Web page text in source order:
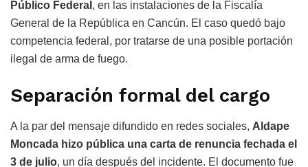
Público Federal , en las instalaciones de la Fiscalía
General de la República en Cancún. El caso quedó bajo
competencia federal, por tratarse de una posible portación
ilegal de arma de fuego.
Separación formal del cargo
A la par del mensaje difundido en redes sociales, Aldape
Moncada hizo pública una carta de renuncia fechada el
3 de julio, un día después del incidente. El documento fue